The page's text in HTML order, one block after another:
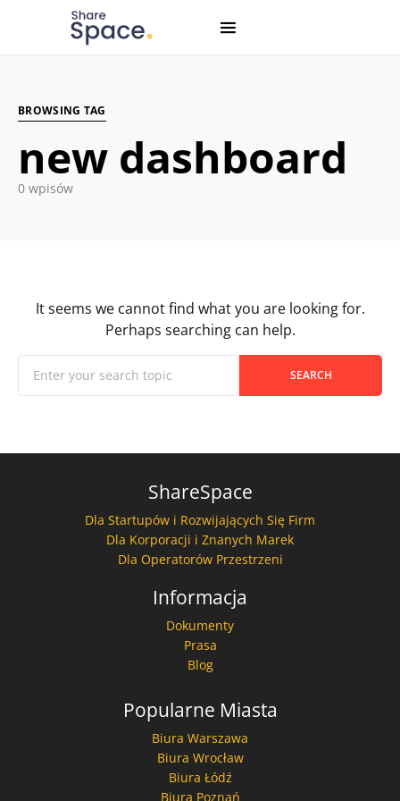
Search for:
When autocomplete results are available use up and
BROWSING TAG
new dashboard
0 wpisów
It seems we cannot find what you are looking for.
Perhaps searching can help.
When autocomplete results are available use up and
SEARCH
ShareSpace
Dla Startupów i Rozwijających Się Firm
Dla Korporacji i Znanych Marek
Dla Operatorów Przestrzeni
Popularne Miasta
Biura Warszawa
Biura Wrocław
Biura Łódź
Biura Poznań
Informacja
Dokumenty
Prasa
Blog